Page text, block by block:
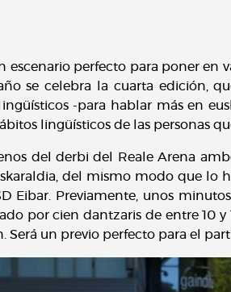
escenario perfecto para poner en
se celebra la cuarta edición,
-para hablar más en
lingüísticos de las personas
del derbi del Reale Arena
del mismo modo que lo
Eibar. Previamente, unos
por cien dantzaris de entre 10
Será un previo perfecto para el